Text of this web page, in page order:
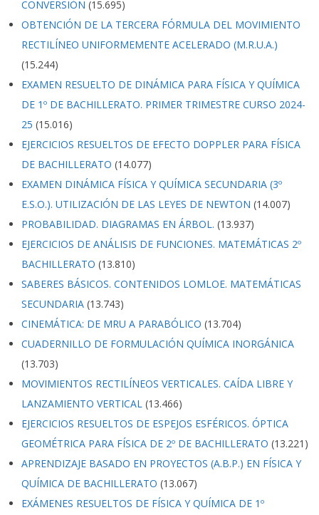
CONVERSIÓN (15.695)
OBTENCIÓN DE LA TERCERA FÓRMULA DEL MOVIMIENTO
RECTILÍNEO UNIFORMEMENTE ACELERADO (M.R.U.A.)
(15.244)
EXAMEN RESUELTO DE DINÁMICA PARA FÍSICA Y QUÍMICA
DE 1º DE BACHILLERATO. PRIMER TRIMESTRE CURSO 2024-
25 (15.016)
EJERCICIOS RESUELTOS DE EFECTO DOPPLER PARA FÍSICA
DE BACHILLERATO (14.077)
EXAMEN DINÁMICA FÍSICA Y QUÍMICA SECUNDARIA (3º
E.S.O.). UTILIZACIÓN DE LAS LEYES DE NEWTON (14.007)
PROBABILIDAD. DIAGRAMAS EN ÁRBOL. (13.937)
EJERCICIOS DE ANÁLISIS DE FUNCIONES. MATEMÁTICAS 2º
BACHILLERATO (13.810)
SABERES BÁSICOS. CONTENIDOS LOMLOE. MATEMÁTICAS
SECUNDARIA (13.743)
CINEMÁTICA: DE MRU A PARABÓLICO (13.704)
CUADERNILLO DE FORMULACIÓN QUÍMICA INORGÁNICA
(13.703)
MOVIMIENTOS RECTILÍNEOS VERTICALES. CAÍDA LIBRE Y
LANZAMIENTO VERTICAL (13.466)
EJERCICIOS RESUELTOS DE ESPEJOS ESFÉRICOS. ÓPTICA
GEOMÉTRICA PARA FÍSICA DE 2º DE BACHILLERATO (13.221)
APRENDIZAJE BASADO EN PROYECTOS (A.B.P.) EN FÍSICA Y
QUÍMICA DE BACHILLERATO (13.067)
EXÁMENES RESUELTOS DE FÍSICA Y QUÍMICA DE 1º